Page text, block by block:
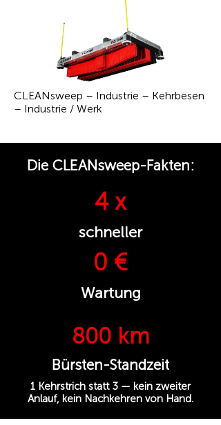
CLEANsweep – Industrie – Kehrbesen
– Industrie / Werk
Die CLEANsweep-Fakten:
4 x
schneller
0 €
Wartung
800 km
Bürsten-Standzeit
1 Kehrstrich statt 3 — kein zweiter
Anlauf, kein Nachkehren von Hand.